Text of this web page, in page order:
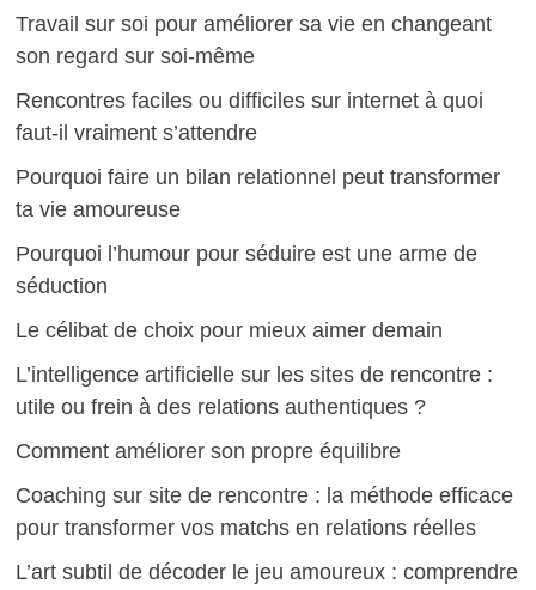
Travail sur soi pour améliorer sa vie en changeant
son regard sur soi-même
Rencontres faciles ou difficiles sur internet à quoi
faut-il vraiment s’attendre
Pourquoi faire un bilan relationnel peut transformer
ta vie amoureuse
Pourquoi l’humour pour séduire est une arme de
séduction
Le célibat de choix pour mieux aimer demain
L’intelligence artificielle sur les sites de rencontre :
utile ou frein à des relations authentiques ?
Comment améliorer son propre équilibre
Coaching sur site de rencontre : la méthode efficace
pour transformer vos matchs en relations réelles
L’art subtil de décoder le jeu amoureux : comprendre